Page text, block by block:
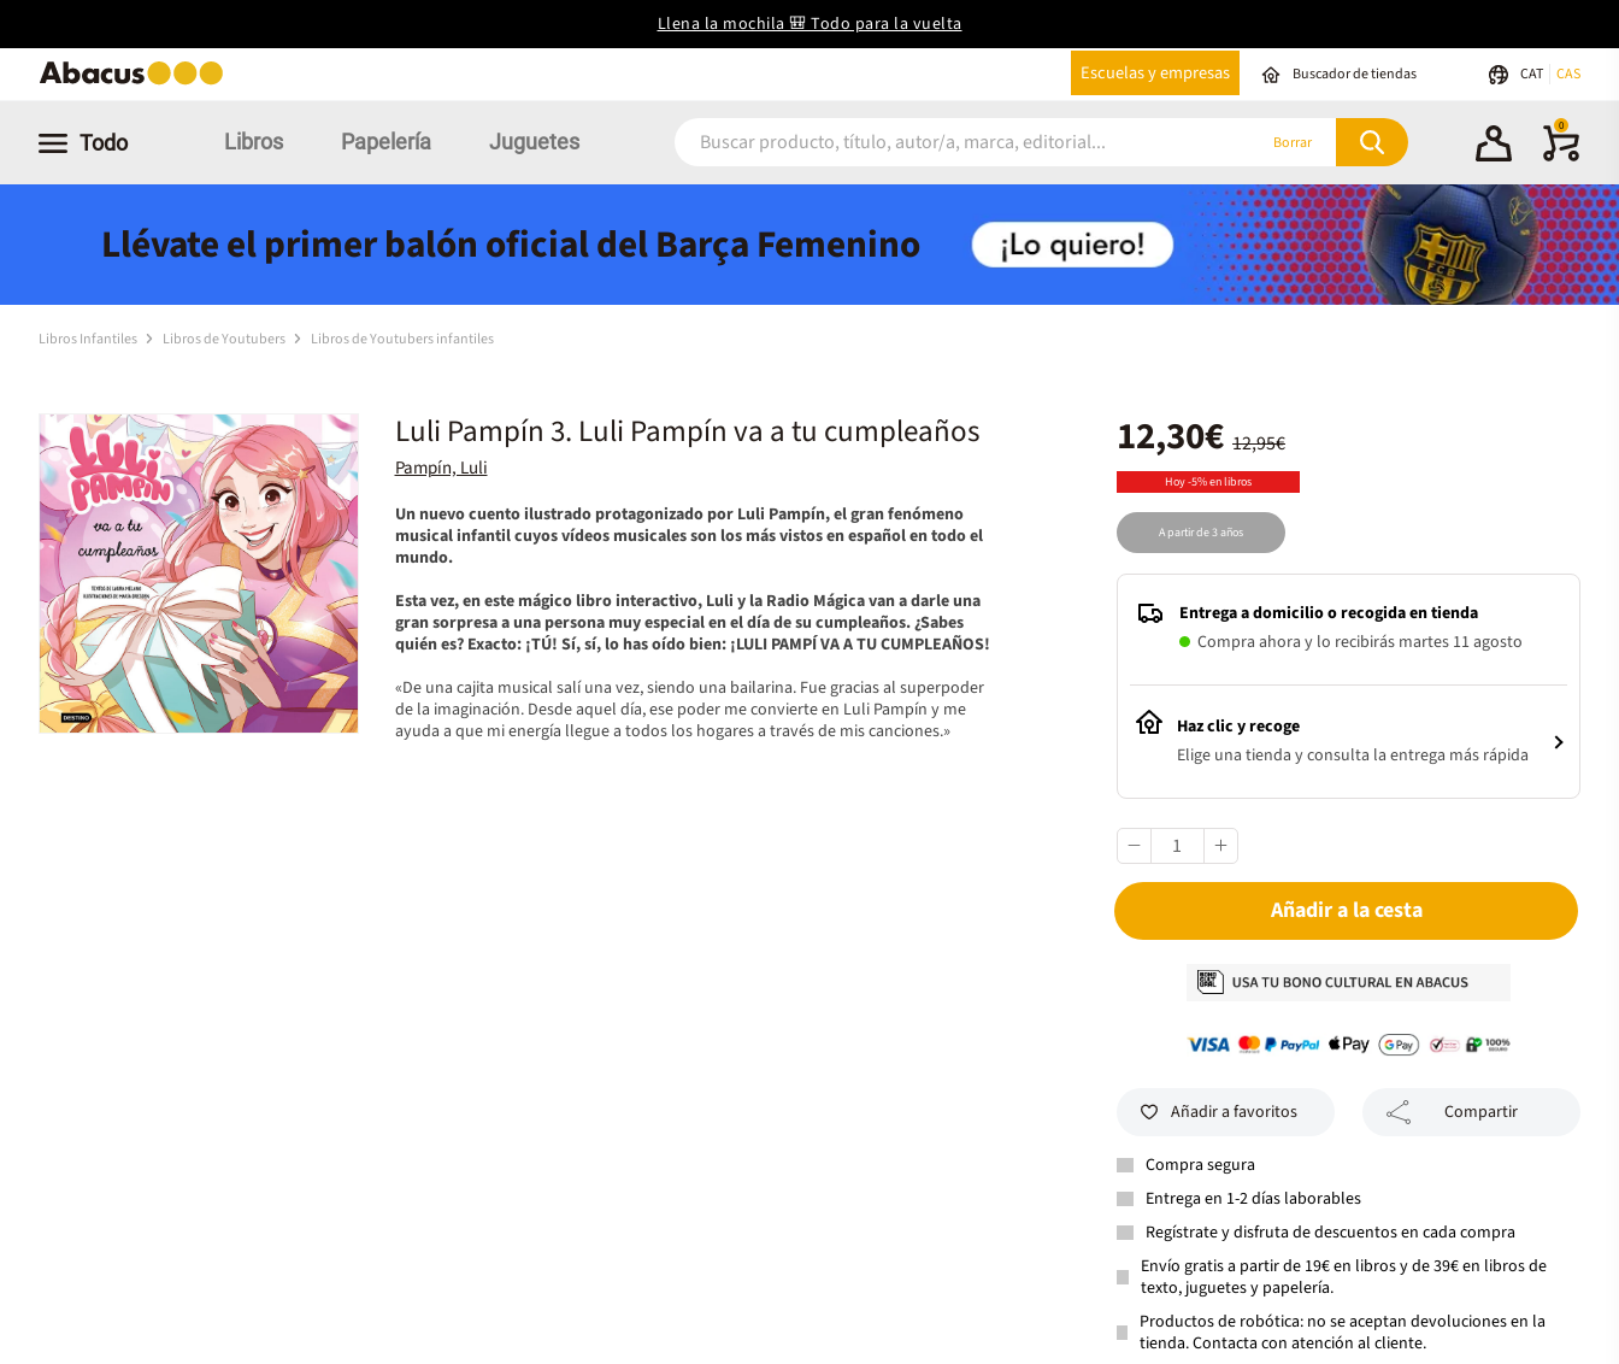
Llena la mochila 🎒 Todo para la vuelta
Escuelas y empresas Buscador de tiendas CAT CAS
Todo Libros Papelería Juguetes Borrar
0
Llévate el primer balón oficial del Barça Femenino
Libros Infantiles Libros de Youtubers Libros de Youtubers infantiles
Luli Pampín 3. Luli Pampín va a tu cumpleaños
Pampín, Luli
Un nuevo cuento ilustrado protagonizado por Luli Pampín, el gran fenómeno
musical infantil cuyos vídeos musicales son los más vistos en español en todo el
mundo.
Esta vez, en este mágico libro interactivo, Luli y la Radio Mágica van a darle una
gran sorpresa a una persona muy especial en el día de su cumpleaños. ¿Sabes
quién es? Exacto: ¡TÚ! Sí, sí, lo has oído bien: ¡LULI PAMPÍ VA A TU CUMPLEAÑOS!
«De una cajita musical salí una vez, siendo una bailarina. Fue gracias al superpoder
de la imaginación. Desde aquel día, ese poder me convierte en Luli Pampín y me
ayuda a que mi energía llegue a todos los hogares a través de mis canciones.»
12,95€
12,30€
Hoy -5% en libros
A partir de 3 años
Entrega a domicilio o recogida en tienda
Compra ahora y lo recibirás martes 11 agosto
Haz clic y recoge
Elige una tienda y consulta la entrega más rápida
Añadir a la cesta
Añadir a favoritos Compartir
Compra segura
Entrega en 1-2 días laborables
Regístrate y disfruta de descuentos en cada compra
Envío gratis a partir de 19€ en libros y de 39€ en libros de
texto, juguetes y papelería.
Productos de robótica: no se aceptan devoluciones en la
tienda. Contacta con atención al cliente.